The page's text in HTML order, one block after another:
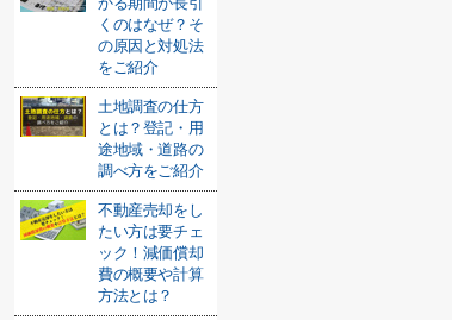
くのはなぜ？そ
の原因と対処法
をご紹介
土地調査の仕方
とは？登記・用
途地域・道路の
調べ方をご紹介
不動産売却をし
たい方は要チェ
ック！減価償却
費の概要や計算
方法とは？